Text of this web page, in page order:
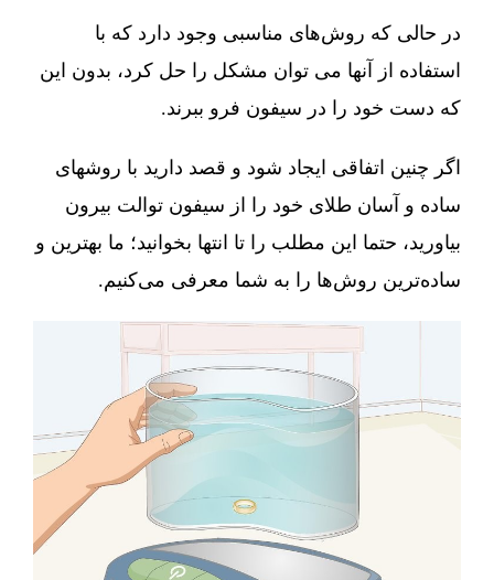
در حالی که روش‌های مناسبی وجود دارد که با
استفاده از آنها می توان مشکل را حل کرد، بدون این
که دست خود را در سیفون فرو ببرند.
اگر چنین اتفاقی ایجاد شود و قصد دارید با روشهای
ساده و آسان طلای خود را از سیفون توالت بیرون
بیاورید، حتما این مطلب را تا انتها بخوانید؛ ما بهترین و
ساده‌ترین روش‌ها را به شما معرفی می‌کنیم.